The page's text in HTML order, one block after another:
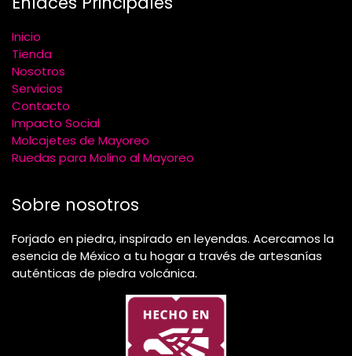
Inicio
Tienda
Nosotros
Servicios
Contacto
Impacto Social
Molcajetes de Mayoreo
Ruedas para Molino al Mayoreo
Sobre nosotros
Forjado en piedra, inspirado en leyendas. Acercamos la
esencia de México a tu hogar a través de artesanías
auténticas de piedra volcánica.